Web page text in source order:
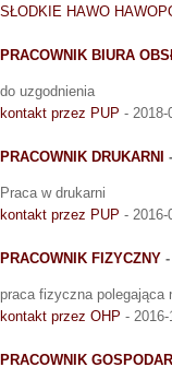
SŁODKIE HAWO
PRACOWNIK BIURA
do uzgodnienia
kontakt przez PUP - 2018-
PRACOWNIK DRUKARNI
Praca w drukarni
kontakt przez PUP - 2016-
PRACOWNIK FIZYCZNY
praca fizyczna polegająca
kontakt przez OHP - 2016-
PRACOWNIK